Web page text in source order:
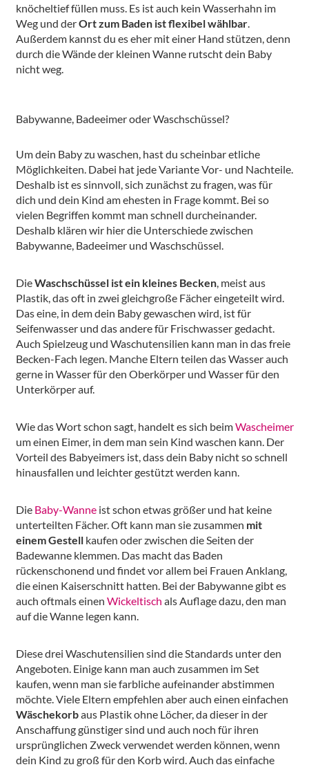
knöcheltief füllen muss. Es ist auch kein Wasserhahn im
Weg und derOrt zum Baden ist flexibel wählbar.
Außerdem kannst du es eher mit einer Hand stützen, denn
durch die Wände der kleinen Wanne rutscht dein Baby
nicht weg.
Babywanne, Badeeimer oder Waschschüssel?
Um dein Baby zu waschen, hast du scheinbar etliche
Möglichkeiten. Dabei hat jede Variante Vor- und Nachteile.
Deshalb ist es sinnvoll, sich zunächst zu fragen, was für
dich und dein Kind am ehesten in Frage kommt. Bei so
vielen Begriffen kommt man schnell durcheinander.
Deshalb klären wir hier die Unterschiede zwischen
Babywanne, Badeeimer und Waschschüssel.
DieWaschschüssel ist ein kleines Becken, meist aus
Plastik, das oft in zwei gleichgroße Fächer eingeteilt wird.
Das eine, in dem dein Baby gewaschen wird, ist für
Seifenwasser und das andere für Frischwasser gedacht.
Auch Spielzeug und Waschutensilien kann man in das freie
Becken-Fach legen. Manche Eltern teilen das Wasser auch
gerne in Wasser für den Oberkörper und Wasser für den
Unterkörper auf.
Wie das Wort schon sagt, handelt es sich beimWascheimer
um einen Eimer, in dem man sein Kind waschen kann. Der
Vorteil des Babyeimers ist, dass dein Baby nicht so schnell
hinausfallen und leichter gestützt werden kann.
Die Baby-Wanneist schon etwas größer und hat keine
unterteilten Fächer. Oft kann man sie zusammen mit
einem Gestellkaufen oder zwischen die Seiten der
Badewanne klemmen. Das macht das Baden
rückenschonend und findet vor allem bei Frauen Anklang,
die einen Kaiserschnitt hatten. Bei der Babywanne gibt es
auch oftmals einen Wickeltisch als Auflage dazu, den man
auf die Wanne legen kann.
Diese drei Waschutensilien sind die Standards unter den
Angeboten. Einige kann man auch zusammen im Set
kaufen, wenn man sie farbliche aufeinander abstimmen
möchte. Viele Eltern empfehlen aber auch einen einfachen
Wäschekorbaus Plastik ohne Löcher, da dieser in der
Anschaffung günstiger sind und auch noch für ihren
ursprünglichen Zweck verwendet werden können, wenn
dein Kind zu groß für den Korb wird. Auch das einfache